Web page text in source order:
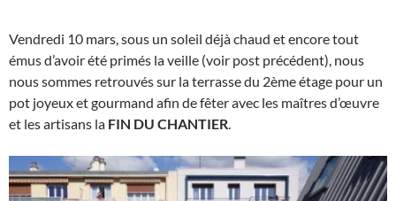
Vendredi 10 mars, sous un soleil déjà chaud et encore tout
émus d’avoir été primés la veille (voir post précédent), nous
nous sommes retrouvés sur la terrasse du 2ème étage pour un
pot joyeux et gourmand afin de fêter avec les maîtres d’œuvre
et les artisans la FIN DU CHANTIER.